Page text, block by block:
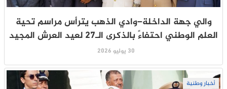
والي جهة الداخلة–وادي الذهب يترأس مراسم تحية
العلم الوطني احتفاءً بالذكرى الـ27 لعيد العرش المجيد
30 يوليو 2026
أخبار وطنية